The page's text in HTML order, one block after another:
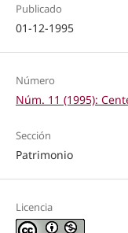
Publicado
01-12-1995
Número
Núm. 11 (1995):
Sección
Patrimonio
Licencia